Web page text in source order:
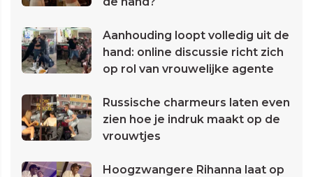
Aanhouding loopt volledig uit de
hand: online discussie richt zich
op rol van vrouwelijke agente
Russische charmeurs laten even
zien hoe je indruk maakt op de
vrouwtjes
Hoogzwangere Rihanna laat op